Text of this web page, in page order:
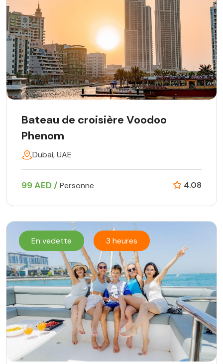
Bateau de croisière Voodoo
Phenom
Dubai, UAE
99 AED / Personne 4.08
En vedette 3 heures